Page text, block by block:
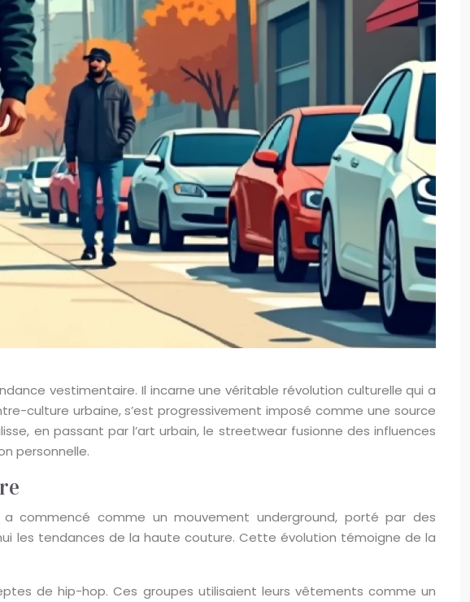
vestimentaire. Il incarne une véritable révolution culturelle qui a
culture urbaine, s’est progressivement imposé comme une source
en passant par l’art urbain, le streetwear fusionne des influences
personnelle.
commencé comme un mouvement underground, porté par des
les tendances de la haute couture. Cette évolution témoigne de la
de hip-hop. Ces groupes utilisaient leurs vêtements comme un